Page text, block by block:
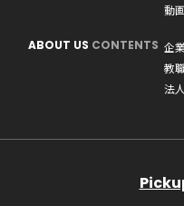
動
ABOUT US CONTENTS 企
教
法